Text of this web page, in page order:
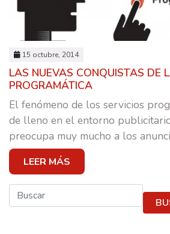
MARKETING & PUBLI
TRANSFORMACIÓN DIGITAL
BRANDING
SOCIAL MEDIA
CASOS DE ÉXITO
EQUIPO
E-SCUELA
15 octubre, 2014
LAS NUEVAS CONQUISTAS DE
PROGRAMÁTICA
El fenómeno de los servicios
de lleno en el entorno
preocupa muy mucho a los
LEER MÁS
Buscar